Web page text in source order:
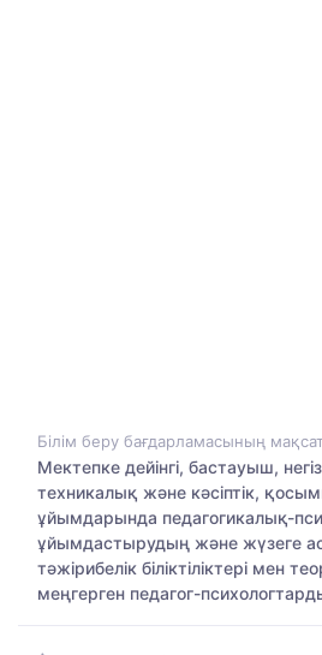
Білім беру бағдарламасының
Мектепке дейінгі, бастауыш,
техникалық және кәсіптік,
ұйымдарында педагогикалық-
ұйымдастырудың және жүзеге
тәжірибелік біліктіліктері мен
меңгерген педагог-